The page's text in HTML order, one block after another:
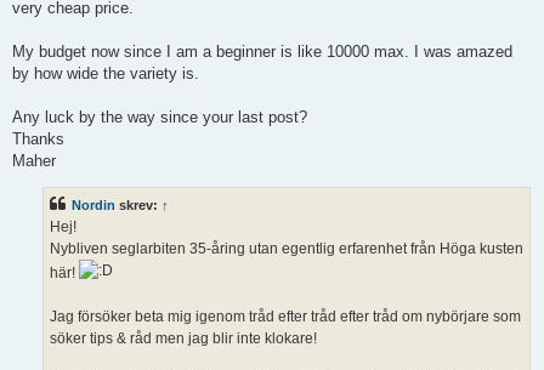
very cheap price.
My budget now since I am a beginner is like 10000 max. I was amazed
by how wide the variety is.
Any luck by the way since your last post?
Thanks
Maher
Nordin skrev: ↑
Hej!
Nybliven seglarbiten 35-åring utan egentlig erfarenhet från Höga kusten
här!
Jag försöker beta mig igenom tråd efter tråd efter tråd om nybörjare som
söker tips & råd men jag blir inte klokare!